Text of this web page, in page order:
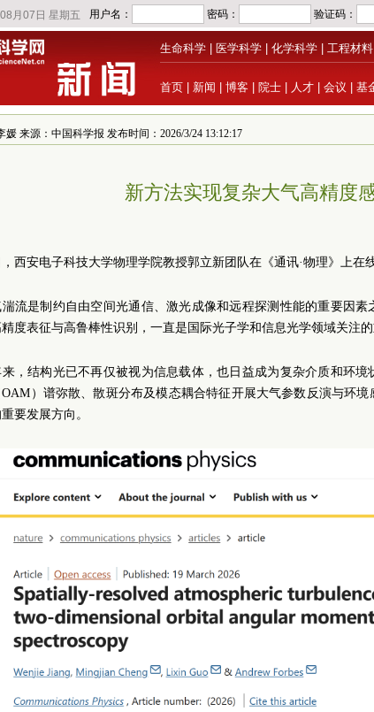
生命科学 医学科学 化学科学 工程材料
首页 新闻 博客 院士 人才 会议 基
媛 来源：中国科学报 发布时间：2026/3/24 13:12:17
新方法实现复杂大气高精度
西安电子科技大学物理学院教授郭立新团队在《通讯·物理》上在
湍流是制约自由空间光通信、激光成像和远程探测性能的重要因
度表征与高鲁棒性识别，一直是国际光子学和信息光学领域关注的
，结构光已不再仅被视为信息载体，也日益成为复杂介质和环境
）谱弥散、散斑分布及模态耦合特征开展大气参数反演与环
要发展方向。